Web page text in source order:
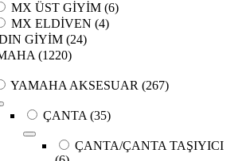
MX ÜST GİYİM (6)
MX ELDİVEN (4)
GİYİM (24)
(1220)
YAMAHA AKSESUAR (267)
ÇANTA (35)
ÇANTA/ÇANTA TAŞIYICI